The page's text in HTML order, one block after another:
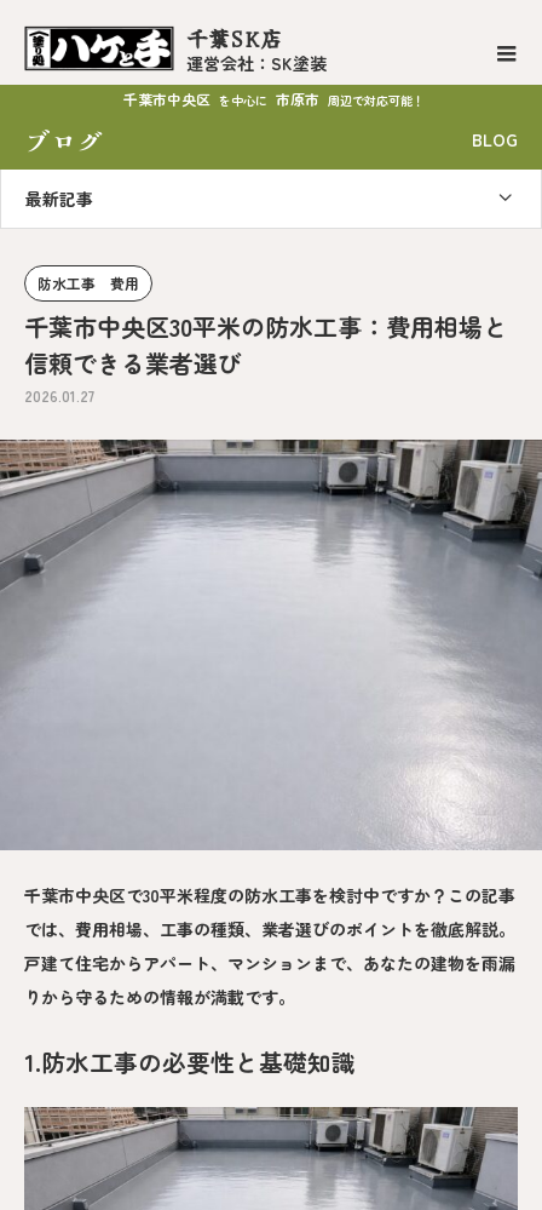
千葉SK店
運営会社：SK塗装
千葉市中央区 を中心に 市原市 周辺で対応可能！
ブログ BLOG
最新記事
防水工事 費用
千葉市中央区30平米の防水工事：費用相場と
信頼できる業者選び
2026.01.27
千葉市中央区で30平米程度の防水工事を検討中ですか？この記事
では、費用相場、工事の種類、業者選びのポイントを徹底解説。
戸建て住宅からアパート、マンションまで、あなたの建物を雨漏
りから守るための情報が満載です。
1.防水工事の必要性と基礎知識